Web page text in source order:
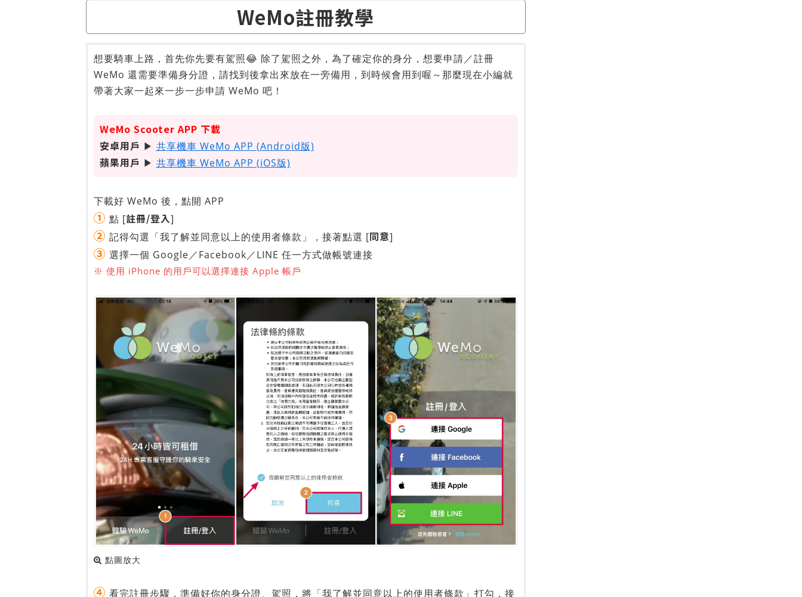
WeMo註冊教學
想要騎車上路，首先你先要有駕照😂 除了駕照之外，為了確定你的身分，想要申請／註冊
WeMo 還需要準備身分證，請找到後拿出來放在一旁備用，到時候會用到喔～那麼現在小編就
帶著大家一起來一步一步申請 WeMo 吧！
WeMo Scooter APP 下載
安卓用戶 ▶ 共享機車 WeMo APP (Android版)
蘋果用戶 ▶ 共享機車 WeMo APP (iOS版)
下載好 WeMo 後，點開 APP
① 點 [註冊/登入]
② 記得勾選「我了解並同意以上的使用者條款」，接著點選 [同意]
③ 選擇一個 Google／Facebook／LINE 任一方式做帳號連接
※ 使用 iPhone 的用戶可以選擇連接 Apple 帳戶
點圖放大
④ 看完註冊步驟，準備好你的身分證、駕照，將「我了解並同意以上的使用者條款」打勾，接